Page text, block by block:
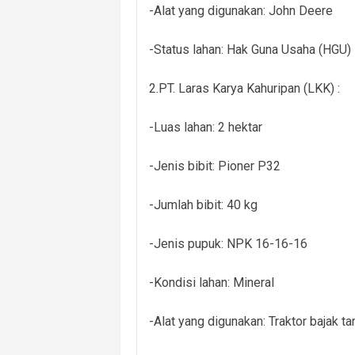
-Alat yang digunakan: John Deere
-Status lahan: Hak Guna Usaha (HGU)
2.PT. Laras Karya Kahuripan (LKK) :
-Luas lahan: 2 hektar
-Jenis bibit: Pioner P32
-Jumlah bibit: 40 kg
-Jenis pupuk: NPK 16-16-16
-Kondisi lahan: Mineral
-Alat yang digunakan: Traktor bajak